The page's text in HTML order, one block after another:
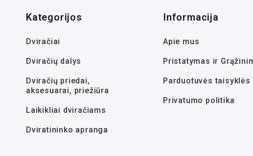
Kategorijos
Dviračiai
Dviračių dalys
Dviračių priedai,
aksesuarai, priežiūra
Laikikliai dviračiams
Dviratininko apranga
Informacija
Apie mus
Pristatymas ir
Parduotuvės taisyklės
Privatumo politika